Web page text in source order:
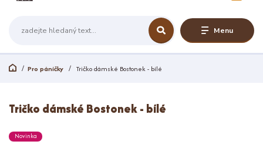
Menu
Pro páníčky Tričko dámské Bostonek - bílé
Tričko dámské Bostonek - bílé
Novinka